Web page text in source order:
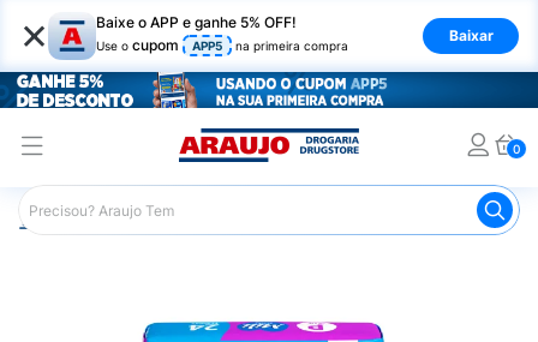
× Baixe o APP e ganhe 5% OFF!
Use o cupom APP5 na primeira compra
Baixar
0
Araujo Infantil Fraldas Infantis